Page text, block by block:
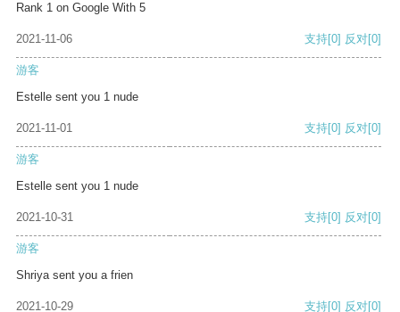
Rank 1 on Google With 5
2021-11-06 支持[0] 反对[0]
游客
Estelle sent you 1 nude
2021-11-01 支持[0] 反对[0]
游客
Estelle sent you 1 nude
2021-10-31 支持[0] 反对[0]
游客
Shriya sent you a frien
2021-10-29 支持[0] 反对[0]